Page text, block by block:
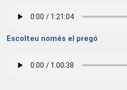
Escolteu només el pregó